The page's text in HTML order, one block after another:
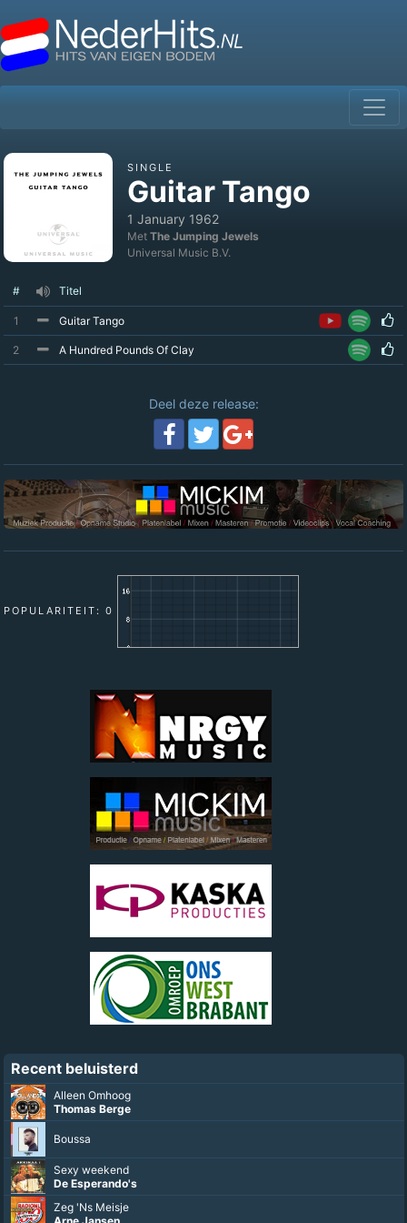
SINGLE
Guitar Tango
1 January 1962
Met The Jumping Jewels
Universal Music B.V.
# Titel
1 Guitar Tango
2 A Hundred Pounds Of Clay
Deel deze release:
POPULARITEIT: 0
Recent beluisterd
Alleen Omhoog
Thomas Berge
Boussa
Sexy weekend
De Esperando's
Zeg 'Ns Meisje